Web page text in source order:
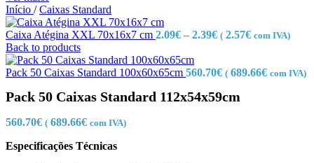
Início / Caixas Standard
Caixa Atégina XXL 70x16x7 cm 2.09€ – 2.39€ ( 2.57€ com IVA)
Back to products
Pack 50 Caixas Standard 100x60x65cm 560.70€ ( 689.66€ com IVA)
Pack 50 Caixas Standard 112x54x59cm
560.70€ ( 689.66€ com IVA)
Especificações Técnicas